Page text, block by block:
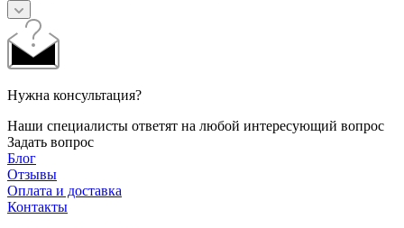
Нужна консультация?
Наши специалисты ответят на любой интересующий вопрос
Задать вопрос
Блог
Отзывы
Оплата и доставка
Контакты